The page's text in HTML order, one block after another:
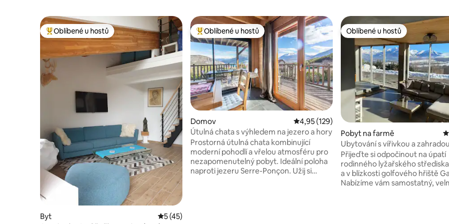
Nejlepší v kategorii Oblíbené u hostů
Oblíbené u hostů
Byt Průměrné hodnocení 5 z 5, 45 hodnocení
5 (45)
Nejlepší v kategorii Oblíbené u hostů
Oblíbené u hostů
Domov Průměrné hodnocení 4,95 z 5, 129 hodnocení
4,95 (129)
Útulná chata s výhledem na jezero a hory
Prostorná útulná chata kombinující
moderní pohodlí a vřelou atmosféru pro
nezapomenutelný pobyt. Ideální poloha
naproti jezeru Serre-Ponçon. Užij si
Oblíbené u hostů
Oblíbené u hostů
Pobyt na farmě
Ubytování s vířivkou a
grands prés“
Přijeďte si odpočinout na úpatí
rodinného lyžařského
a v blízkosti golfového hřiště
Nabízíme vám samostatný,